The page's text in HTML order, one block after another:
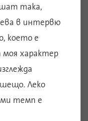
така,
в интервю
което е
моя характер
Леко
темп е